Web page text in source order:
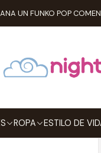
ROPA ESTILO DE
UN FUNKO POP
Pop! DC Comics